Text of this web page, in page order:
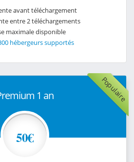
avant téléchargement
entre 2 téléchargements
maximale disponible
hébergeurs supportés
Populaire
1 an
50€